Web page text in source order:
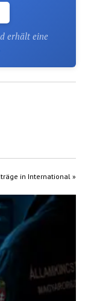
erhält eine
in International »